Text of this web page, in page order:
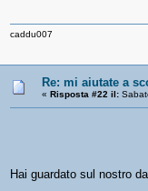
caddu007
Re: mi aiutate a
« Risposta #22 il:
Hai guardato sul nostro